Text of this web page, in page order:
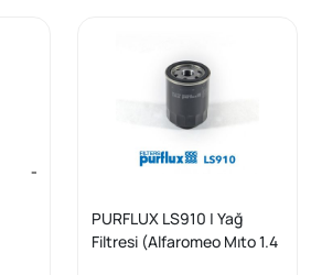
PURFLUX LS910 | Yağ
Filtresi (Alfaromeo Mıto 1.4